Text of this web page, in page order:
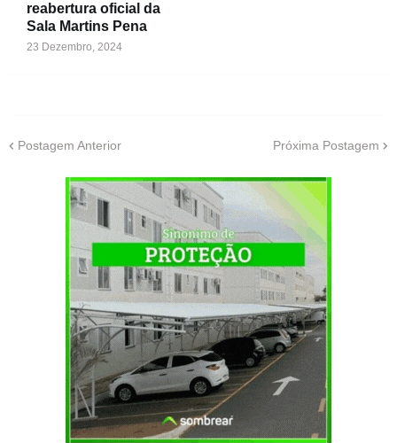
reabertura oficial da
Sala Martins Pena
23 Dezembro, 2024
Postagem Anterior Próxima Postagem